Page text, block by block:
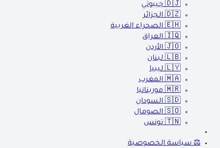
🇩🇯 جيبوتي
🇩🇿 الجزائر
🇪🇭 الصحراء الغربية
🇮🇶 العراق
🇯🇴 الأردن
🇱🇧 لبنان
🇱🇾 ليبيا
🇲🇦 المغرب
🇲🇷 موريتانيا
🇸🇩 السودان
🇸🇴 الصومال
🇹🇳 تونس
⚖️ سياسة الخصوصية